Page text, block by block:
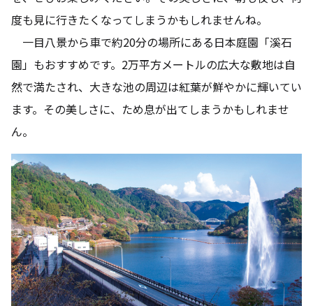
度も見に行きたくなってしまうかもしれませんね。
一目八景から車で約20分の場所にある日本庭園「溪石
園」もおすすめです。2万平方メートルの広大な敷地は自
然で満たされ、大きな池の周辺は紅葉が鮮やかに輝いてい
ます。その美しさに、ため息が出てしまうかもしれませ
ん。